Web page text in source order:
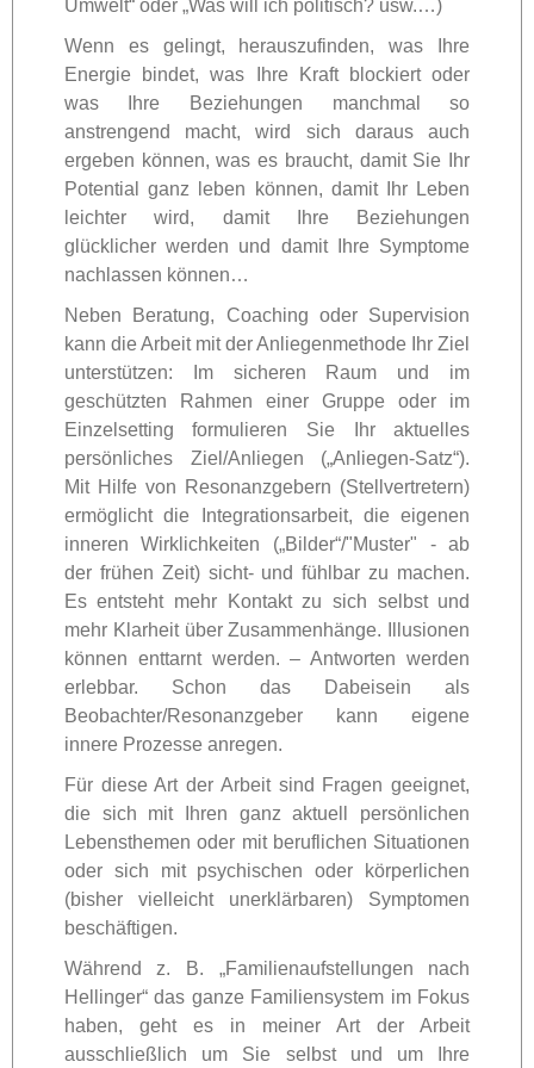
Umwelt“ oder „Was will ich politisch? usw.…)
Wenn es gelingt, herauszufinden, was Ihre
Energie bindet, was Ihre Kraft blockiert oder
was Ihre Beziehungen manchmal so
anstrengend macht, wird sich daraus auch
ergeben können, was es braucht, damit Sie Ihr
Potential ganz leben können, damit Ihr Leben
leichter wird, damit Ihre Beziehungen
glücklicher werden und damit Ihre Symptome
nachlassen können…
Neben Beratung, Coaching oder Supervision
kann die Arbeit mit der Anliegenmethode Ihr Ziel
unterstützen: Im sicheren Raum und im
geschützten Rahmen einer Gruppe oder im
Einzelsetting formulieren Sie Ihr aktuelles
persönliches Ziel/Anliegen („Anliegen-Satz“).
Mit Hilfe von Resonanzgebern (Stellvertretern)
ermöglicht die Integrationsarbeit, die eigenen
inneren Wirklichkeiten („Bilder“/"Muster" - ab
der frühen Zeit) sicht- und fühlbar zu machen.
Es entsteht mehr Kontakt zu sich selbst und
mehr Klarheit über Zusammenhänge. Illusionen
können enttarnt werden. – Antworten werden
erlebbar. Schon das Dabeisein als
Beobachter/Resonanzgeber kann eigene
innere Prozesse anregen.
Für diese Art der Arbeit sind Fragen geeignet,
die sich mit Ihren ganz aktuell persönlichen
Lebensthemen oder mit beruflichen Situationen
oder sich mit psychischen oder körperlichen
(bisher vielleicht unerklärbaren) Symptomen
beschäftigen.
Während z. B. „Familienaufstellungen nach
Hellinger“ das ganze Familiensystem im Fokus
haben, geht es in meiner Art der Arbeit
ausschließlich um Sie selbst und um Ihre